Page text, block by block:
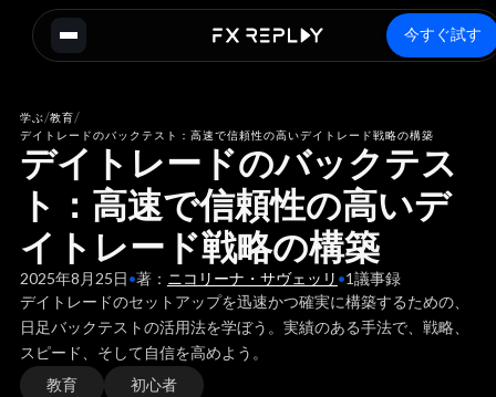
今すぐ試す
学ぶ/教育/
デイトレードのバックテスト：高速で信頼性の高いデイトレード戦略の構築
デイトレードのバックテス
ト：高速で信頼性の高いデ
イトレード戦略の構築
2025年8月25日•著： ニコリーナ・サヴェッリ •1議事録
デイトレードのセットアップを迅速かつ確実に構築するための、
日足バックテストの活用法を学ぼう。実績のある手法で、戦略、
スピード、そして自信を高めよう。
教育 初心者